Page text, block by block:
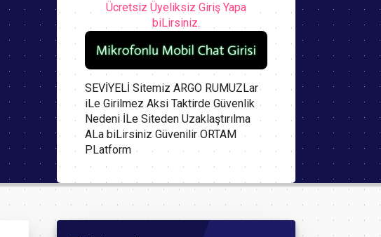
Ücretsiz Üyeliksiz Giriş Yapa
biLirsiniz.
SEVİYELİ Sitemiz ARGO RUMUZLar
iLe Girilmez Aksi Taktirde Güvenlik
Nedeni İLe Siteden Uzaklaştırılma
ALa biLirsiniz Güvenilir ORTAM
PLatform